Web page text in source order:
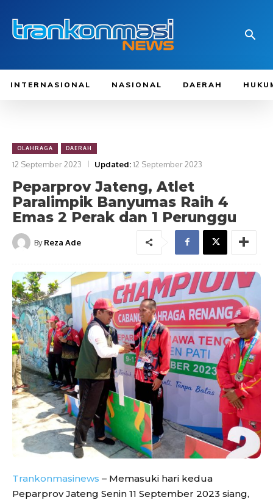
INTERNASIONAL NASIONAL DAERAH
OLAHRAGA DAERAH
12 September 2023 Updated:12 September 2023
Peparprov Jateng, Atlet
Paralimpik Banyumas Raih 4
Emas 2 Perak dan 1 Perunggu
By Reza Ade
Trankonmasinews – Memasuki hari kedua
Peparprov Jateng Senin 11 September 2023 siang,